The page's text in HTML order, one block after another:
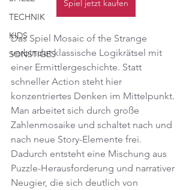
TECHNIK
KIDS
SONSTIGES
Spiel jetzt kaufen
Das Spiel Mosaic of the Strange
verbindet klassische Logikrätsel mit
einer Ermittlergeschichte. Statt
schneller Action steht hier
konzentriertes Denken im Mittelpunkt.
Man arbeitet sich durch große
Zahlenmosaike und schaltet nach und
nach neue Story-Elemente frei.
Dadurch entsteht eine Mischung aus
Puzzle-Herausforderung und narrativer
Neugier, die sich deutlich von